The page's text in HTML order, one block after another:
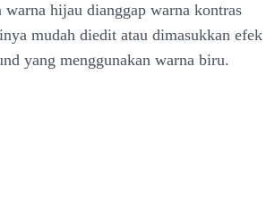
hijau dianggap warna kontras
mudah diedit atau dimasukkan efek
yang menggunakan warna biru.